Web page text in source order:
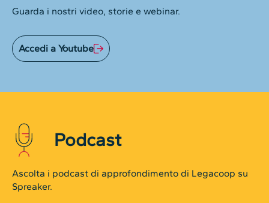
Guarda i nostri video, storie e webinar.
Accedi a Youtube
Podcast
Ascolta i podcast di approfondimento di Legacoop su
Spreaker.